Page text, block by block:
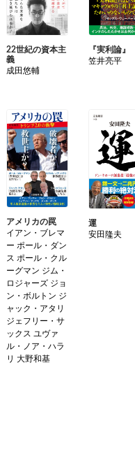
22世紀の資本主
義
成田悠輔
『実利論』
笠井亮平
アメリカの罠
イアン・ブレマ
ー ポール・ダン
ス ポール・クル
ーグマン ジム・
ロジャーズ ジョ
ン・ボルトン ジ
ャック・アタリ
ジェフリー・サ
ックス ユヴァ
ル・ノア・ハラ
リ 大野和基
運
安田隆夫